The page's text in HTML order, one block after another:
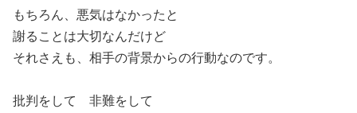
もちろん、悪気はなかったと
謝ることは大切なんだけど
それさえも、相手の背景からの行動なのです。
批判をして 非難をして